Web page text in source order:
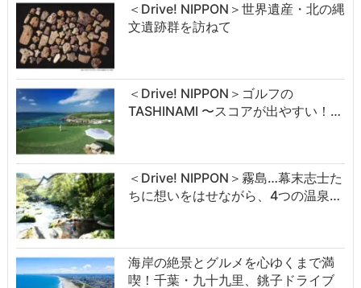
＜Drive! NIPPON＞世界遺産・北の縄
文遺跡群を訪ねて
＜Drive! NIPPON＞ゴルフの
TASHINAMI 〜スコアが出やすい！…
＜Drive! NIPPON＞霧島…幕末志士た
ちに想いをはせながら、4つの温泉…
海岸の絶景とグルメを心ゆくまで満
喫！千葉・九十九里、銚子ドライブ